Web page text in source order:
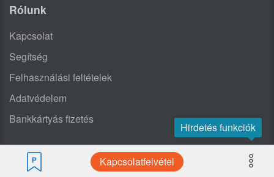
Kapcsolatfelvétel
Hirdetés funkciók
Rólunk
Kapcsolat
Segítség
Felhasználási feltételek
Adatvédelem
Bankkártyás fizetés